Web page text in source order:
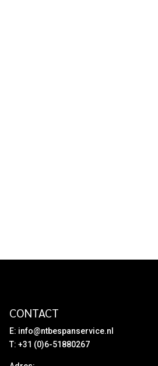
CONTACT
E: info@ntbespanservice.nl
T: +31 (0)6-51880267